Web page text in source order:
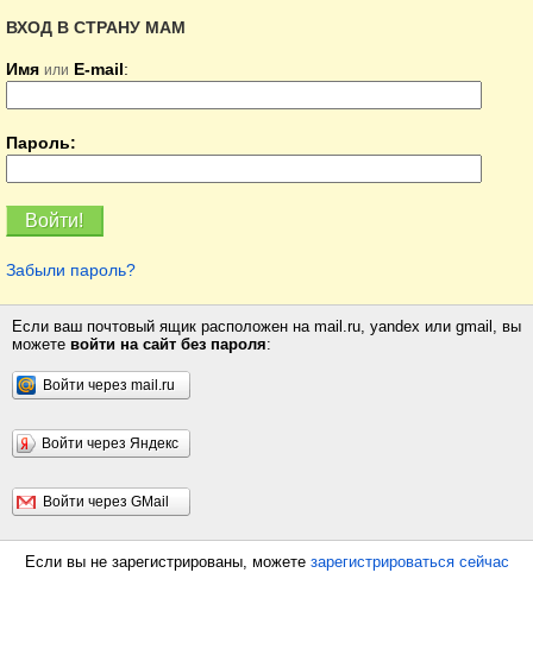
ВХОД В СТРАНУ МАМ
Имя или E-mail:
Пароль:
Забыли пароль?
Если ваш почтовый ящик расположен на mail.ru, yandex или gmail, вы
можете войти на сайт без пароля:
Войти через mail.ru
Войти через Яндекс
Войти через GMail
Если вы не зарегистрированы, можете зарегистрироваться сейчас